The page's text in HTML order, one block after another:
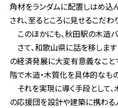
角材をランダムに配置しはめ込
され、至るところに見せるこだ
このほかにも、秋田駅の木造
さて、和歌山県に話を移しま
の経済発展に大変有意義なこと
階で木造・木質化を具体的なも
それを実現に導く手段として
の応援団を設計や建築に携わる